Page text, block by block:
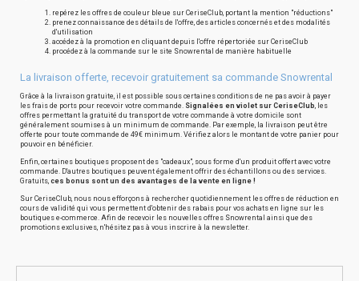
repérez les offres de couleur bleue sur CeriseClub, portant la mention "réductions"
prenez connaissance des détails de l'offre, des articles concernés et des modalités
d'utilisation
accédez à la promotion en cliquant depuis l'offre répertoriée sur CeriseClub
procédez à la commande sur le site Snowrental de manière habituelle
La livraison offerte, recevoir gratuitement sa commande Snowrental
Grâce à la livraison gratuite, il est possible sous certaines conditions de ne pas avoir à payer
les frais de ports pour recevoir votre commande. Signalées en violet sur CeriseClub, les
offres permettant la gratuité du transport de votre commande à votre domicile sont
généralement soumises à un minimum de commande. Par exemple, la livraison peut être
offerte pour toute commande de 49€ minimum. Vérifiez alors le montant de votre panier pour
pouvoir en bénéficier.
Enfin, certaines boutiques proposent des "cadeaux", sous forme d'un produit offert avec votre
commande. D'autres boutiques peuvent également offrir des échantillons ou des services.
Gratuits, ces bonus sont un des avantages de la vente en ligne !
Sur CeriseClub, nous nous efforçons à rechercher quotidiennement les offres de réduction en
cours de validité qui vous permettent d'obtenir des rabais pour vos achats en ligne sur les
boutiques e-commerce. Afin de recevoir les nouvelles offres Snowrental ainsi que des
promotions exclusives, n'hésitez pas à vous inscrire à la newsletter.